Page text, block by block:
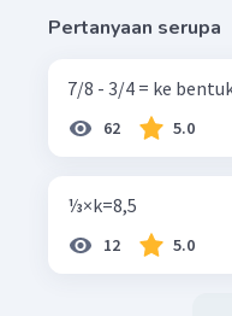
Pertanyaan serupa
7/8 - 3/4 = ke
62 5.0
⅓×k=8,5
12 5.0